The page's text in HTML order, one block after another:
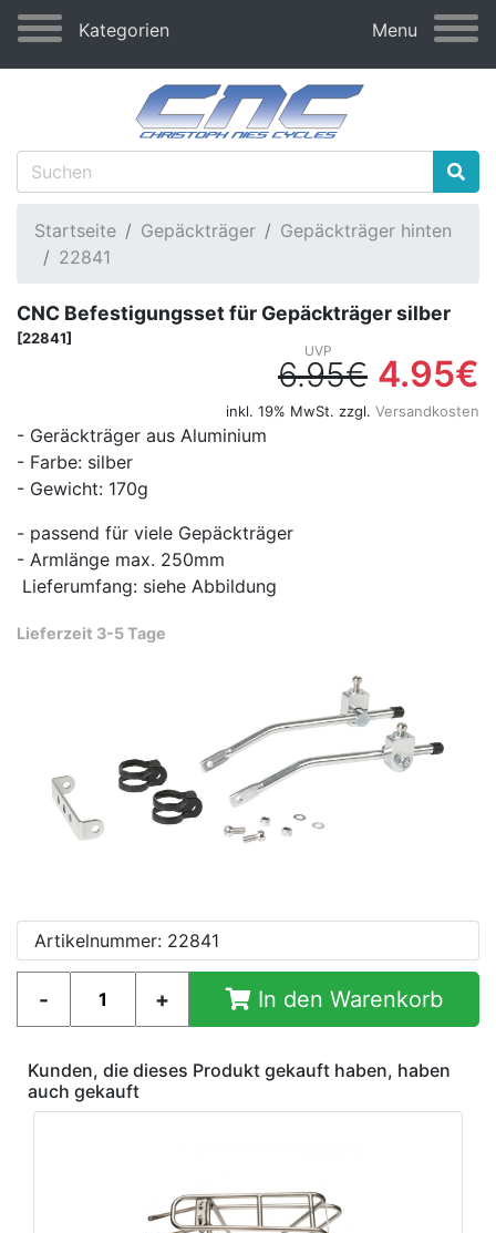
Kategorien Menu
Startseite Gepäckträger
Gepäckträger hinten
22841
CNC Befestigungsset für Gepäckträger silber
[22841]
6.95€ 4.95€
inkl. 19% MwSt. zzgl. Versandkosten
- Geräckträger aus Aluminium
- Farbe: silber
- Gewicht: 170g
- passend für viele Gepäckträger
- Armlänge max. 250mm
Lieferumfang: siehe Abbildung
Lieferzeit 3-5 Tage
Artikelnummer: 22841
In den Warenkorb
Kunden, die dieses Produkt gekauft haben, haben
auch gekauft